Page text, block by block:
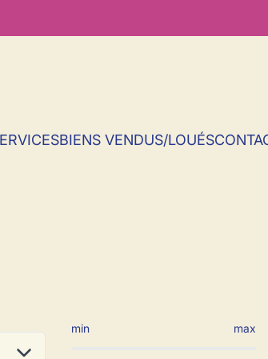
BIENS VENDUS/LOUÉS
en
min max